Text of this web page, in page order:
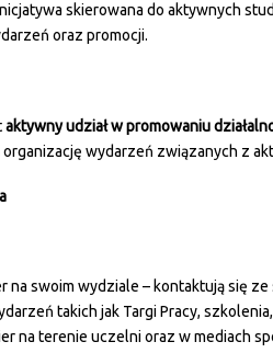
skierowana do aktywnych
oraz promocji.
aktywny udział w promowaniu
wydarzeń związanych z
na swoim wydziale – kontaktują się
takich jak Targi Pracy,
na terenie uczelni oraz w mediach